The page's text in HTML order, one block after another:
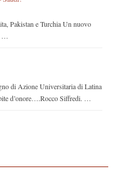
Pakistan e Turchia Un nuovo
di Azione Universitaria di Latina
d’onore….Rocco Siffredi. …